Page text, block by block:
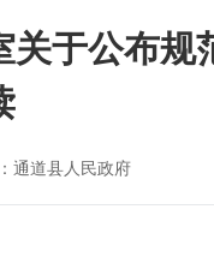
于公布规
通道县人民政府